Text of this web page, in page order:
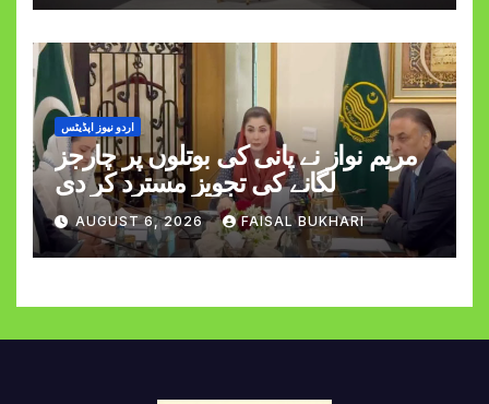
اردو نیوز اپڈیٹس
مریم نواز نے پانی کی بوتلوں پر چارجز
لگانے کی تجویز مسترد کر دی
AUGUST 6, 2026 FAISAL BUKHARI